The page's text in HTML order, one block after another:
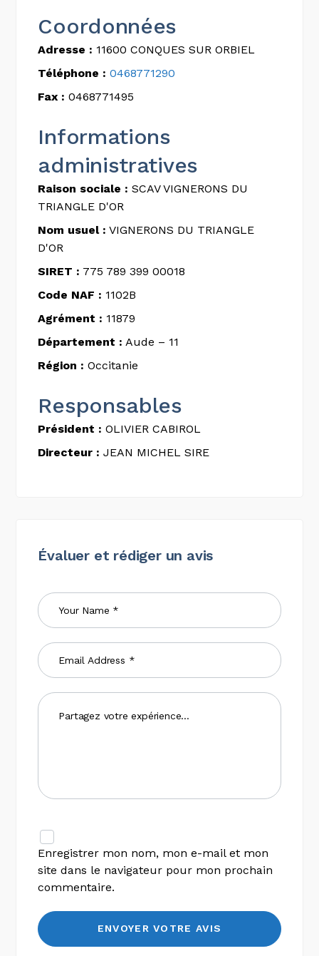
Coordonnées
Adresse : 11600 CONQUES SUR ORBIEL
Téléphone : 0468771290
Fax : 0468771495
Informations
administratives
Raison sociale : SCAV VIGNERONS DU
TRIANGLE D'OR
Nom usuel : VIGNERONS DU TRIANGLE
D'OR
SIRET : 775 789 399 00018
Code NAF : 1102B
Agrément : 11879
Département : Aude – 11
Région : Occitanie
Responsables
Président : OLIVIER CABIROL
Directeur : JEAN MICHEL SIRE
Évaluer et rédiger un avis
Enregistrer mon nom, mon e-mail et mon
site dans le navigateur pour mon prochain
commentaire.